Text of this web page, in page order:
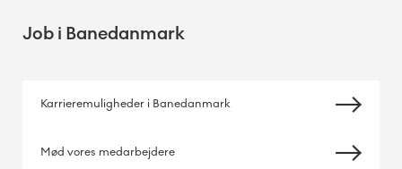
Job i Banedanmark
Karrieremuligheder i Banedanmark
Mød vores medarbejdere